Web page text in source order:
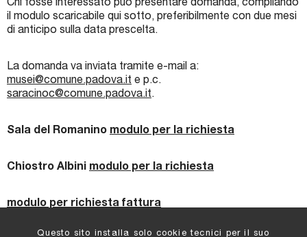
Twitter
Instagram
Chi fosse interessato può presentare domanda, compilando
il modulo scaricabile qui sotto, preferibilmente con due mesi
di anticipo sulla data prescelta.
La domanda va inviata tramite e-mail a:
musei@comune.padova.it e p.c.
saracinoc@comune.padova.it.
Sala del Romanino modulo per la richiesta
Chiostro Albini modulo per la richiesta
modulo per richiesta fattura
Questo sito installa solo cookie tecnici per il suo